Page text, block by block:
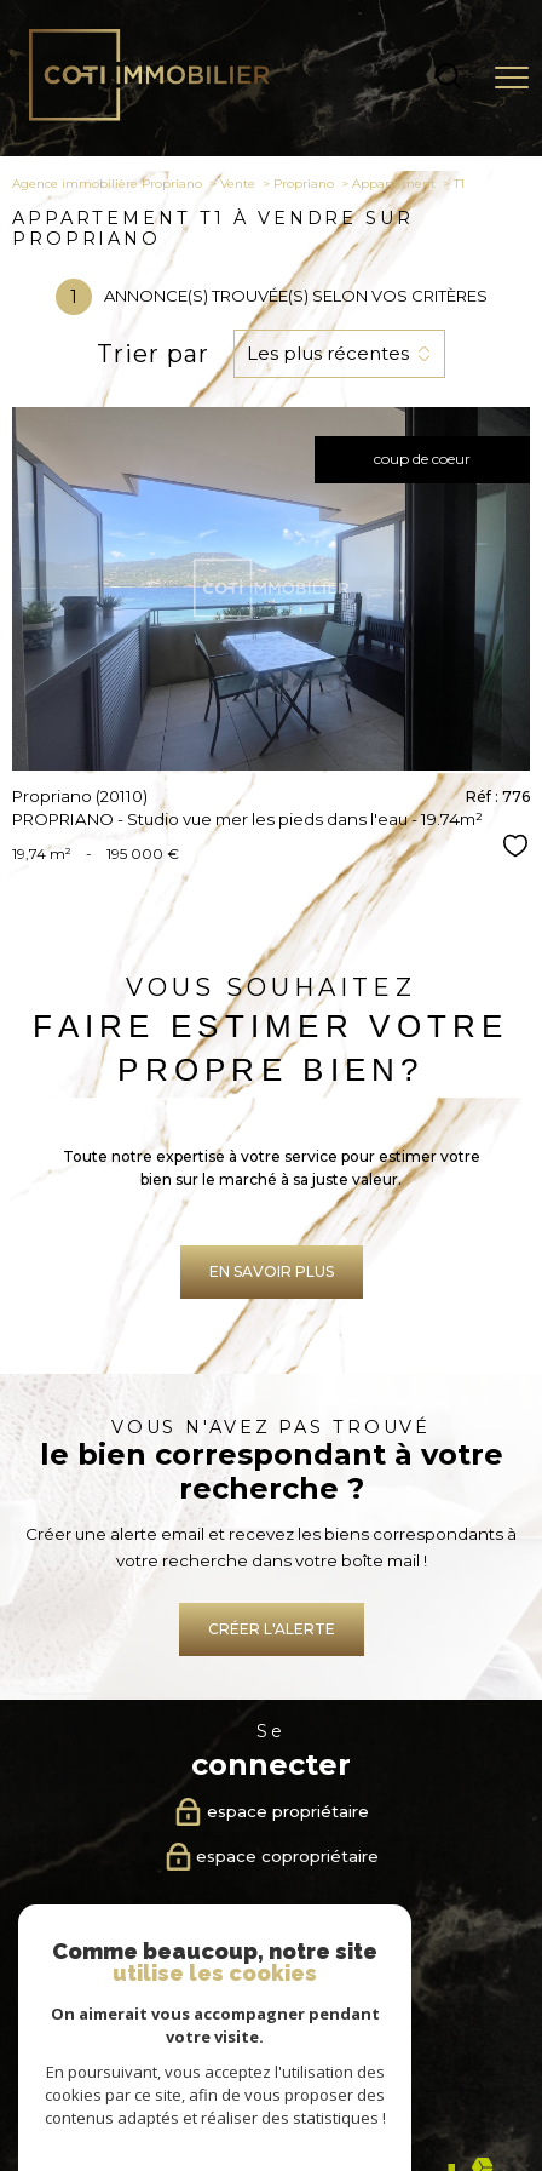
Agence immobilière Propriano Vente Propriano Appartement t1
APPARTEMENT T1 À VENDRE SUR
PROPRIANO
1 ANNONCE(S) TROUVÉE(S) SELON VOS CRITÈRES
Trier par Les plus récentes
coup de coeur
VOIR LE
BIEN
Propriano (20110)
PROPRIANO - Studio vue mer les pieds dans l'eau - 19.74m²
Réf : 776
19,74 m² - 195 000 €
VOUS SOUHAITEZ
FAIRE ESTIMER VOTRE
PROPRE BIEN?
Toute notre expertise à votre service pour estimer votre
bien sur le marché à sa juste valeur.
EN SAVOIR PLUS
VOUS N'AVEZ PAS TROUVÉ
le bien correspondant à votre
recherche ?
Créer une alerte email et recevez les biens correspondants à
votre recherche dans votre boîte mail !
CRÉER L'ALERTE
se
connecter
espace propriétaire
espace copropriétaire
suivre
nous
adhérons
Comme beaucoup, notre site
utilise les cookies
On aimerait vous accompagner pendant
votre visite.
En poursuivant, vous acceptez l'utilisation des
cookies par ce site, afin de vous proposer des
contenus adaptés et réaliser des statistiques !